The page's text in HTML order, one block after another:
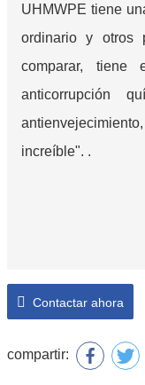
UHMWPE tiene
ordinario y otros
comparar, tiene
anticorrupción
increíble". .
Contactar ahora
compartir: